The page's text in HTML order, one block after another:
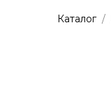
Каталог